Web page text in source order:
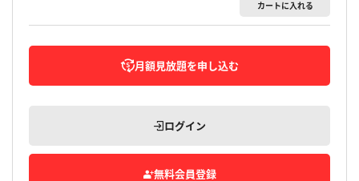
カートに入れる
月額見放題を申し込む
ログイン
無料会員登録